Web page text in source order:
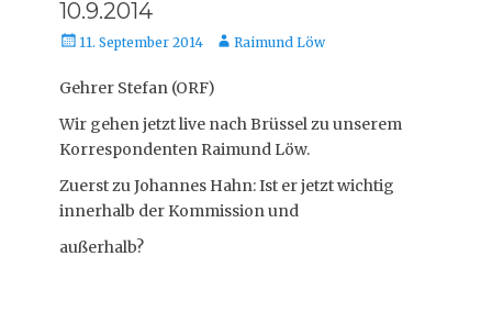
10.9.2014
Veröffentlicht
11. September 2014 AutorRaimund Löw
Gehrer Stefan (ORF)
Wir gehen jetzt live nach Brüssel zu unserem
Korrespondenten Raimund Löw.
Zuerst zu Johannes Hahn: Ist er jetzt wichtig
innerhalb der Kommission und
außerhalb?